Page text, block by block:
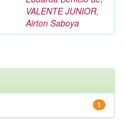
VALENTE JUNIOR,
Airton Saboya
1